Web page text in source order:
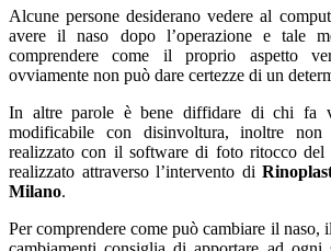
Alcune persone desiderano vedere al
avere il naso dopo l’operazione e tale
comprendere come il proprio aspetto
ovviamente non può dare certezze di un
In altre parole è bene diffidare di chi fa
modificabile con disinvoltura, inoltre
realizzato con il software di foto ritocco del
realizzato attraverso l’intervento di
Milano.
Per comprendere come può cambiare il naso,